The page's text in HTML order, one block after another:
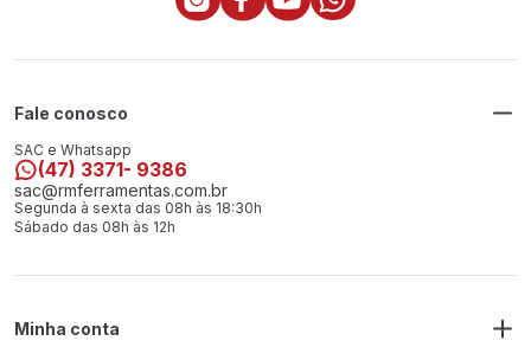
Fale conosco
SAC e Whatsapp
(47) 3371- 9386
sac@rmferramentas.com.br
Segunda à sexta das 08h às 18:30h
Sábado das 08h às 12h
Minha conta